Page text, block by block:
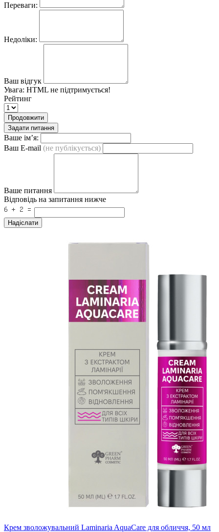
Переваги:
Недоліки:
Ваш відгук
Увага: HTML не підтримується!
Рейтинг
Продовжити
Задати питання
Ваше ім’я:
Ваш E-mail (не публікується)
Ваше питання
Відповідь на запитання нижче
Надіслати
Крем зволожувальний Laminaria AquaCare для обличчя, 50 мл